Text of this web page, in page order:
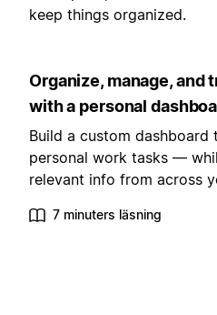
keep things organized.
Organize, manage, and
with a personal
Build a custom dashboard
personal work tasks —
relevant info from across
7 minuters läsning